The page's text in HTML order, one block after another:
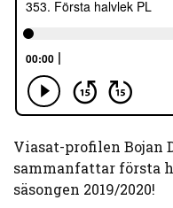
Viasat-profilen Bojan
sammanfattar första
säsongen 2019/2020!